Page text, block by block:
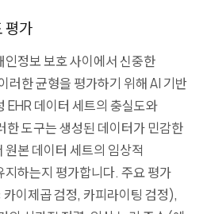
평가
정보 보호 사이에서 신중한
러한 균형을 평가하기 위해 AI 기반
EHR 데이터 세트의 충실도와
도구는 생성된 데이터가 민감한
본 데이터 세트의 임상적
하는지 평가합니다. 주요 평가
이제곱 검정, 카피라이팅 검정),